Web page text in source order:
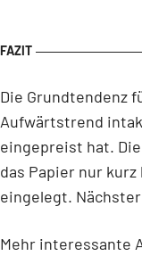
Die Grundtendenz
Aufwärtstrend
eingepreist hat.
das Papier nur
eingelegt.
Mehr interessante